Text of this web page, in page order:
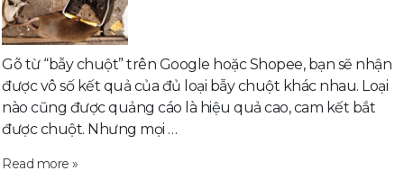
Gõ từ “bẫy chuột” trên Google hoặc Shopee, bạn sẽ nhận
được vô số kết quả của đủ loại bẫy chuột khác nhau. Loại
nào cũng được quảng cáo là hiệu quả cao, cam kết bắt
được chuột. Nhưng mọi …
Read more »